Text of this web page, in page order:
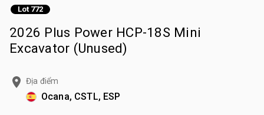
Lot 772
2026 Plus Power HCP-18S Mini
Excavator (Unused)
Địa điểm
Ocana, CSTL, ESP